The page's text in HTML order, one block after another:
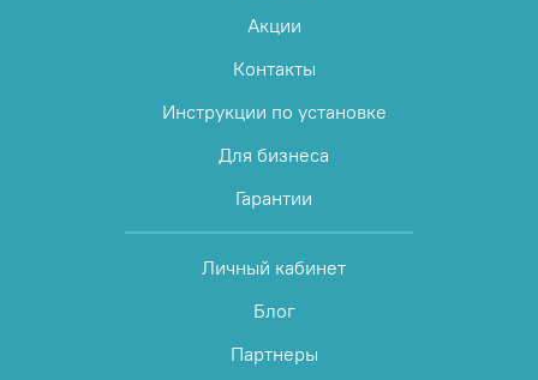
Акции
Контакты
Инструкции по установке
Для бизнеса
Гарантии
Личный кабинет
Блог
Партнеры